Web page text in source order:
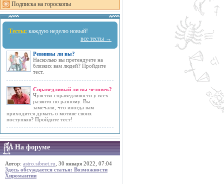
Подписка на гороскопы
Тесты: каждую неделю новый!
все тесты →
Ревнивы ли вы?
Насколько вы претендуете на
близких вам людей? Пройдите
тест.
Справедливый ли вы человек?
Чувство справедливости у всех
развито по разному. Вы
замечали, что иногда вам
приходится думать о мотиве своих
поступков? Пройдите тест!
На форуме
Автор: astro.sibnet.ru , 30 января 2022, 07:04
Здесь обсуждается статья: Возможности
Хиромантии